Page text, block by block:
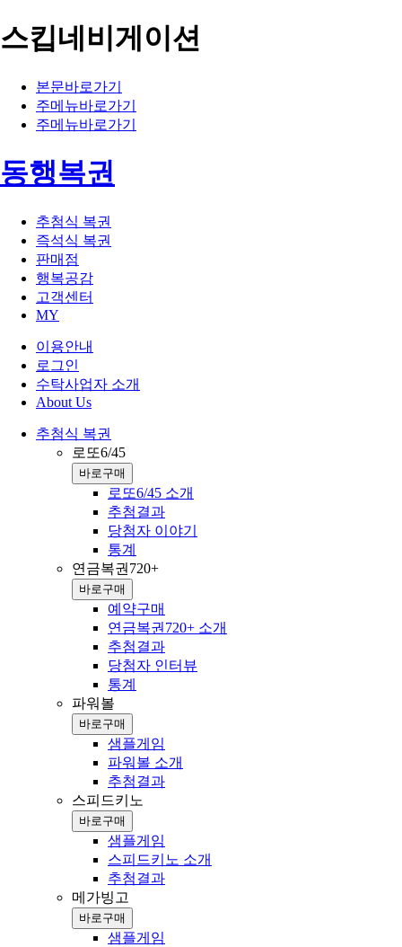
스킵네비게이션
본문바로가기
주메뉴바로가기
주메뉴바로가기
동행복권
추첨식 복권
즉석식 복권
판매점
행복공감
고객센터
MY
이용안내
로그인
수탁사업자 소개
About Us
추첨식 복권
로또6/45
바로구매
로또6/45 소개
추첨결과
당첨자 이야기
통계
연금복권720+
바로구매
예약구매
연금복권720+ 소개
추첨결과
당첨자 인터뷰
통계
파워볼
바로구매
샘플게임
파워볼 소개
추첨결과
스피드키노
바로구매
샘플게임
스피드키노 소개
추첨결과
메가빙고
바로구매
샘플게임